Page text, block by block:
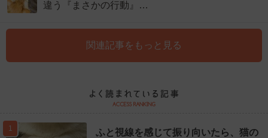
違う『まさかの行動』…
関連記事をもっと見る
1
ふと視線を感じて振り向いたら、猫の